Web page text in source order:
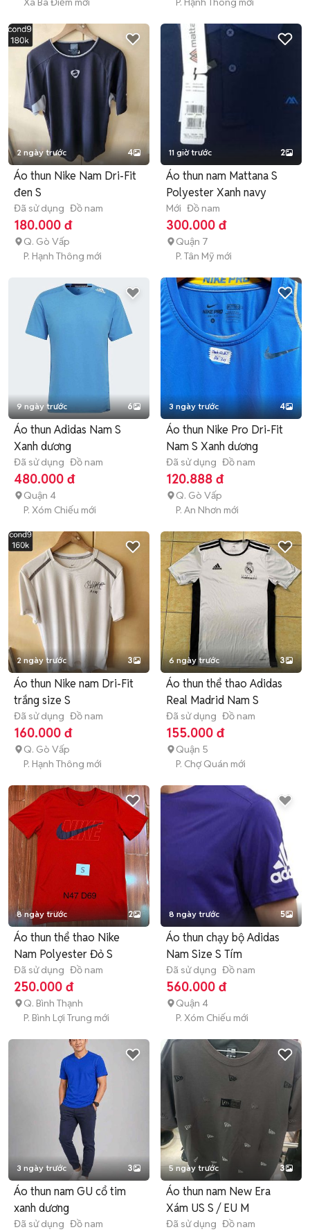
2 ngày trước 4
Áo thun Nike Nam Dri-Fit
đen S
Đã sử dụng Đồ nam
180.000 đ
Q. Gò Vấp
P. Hạnh Thông mới
11 giờ trước 2
Áo thun nam Mattana S
Polyester Xanh navy
Mới Đồ nam
300.000 đ
Quận 7
P. Tân Mỹ mới
9 ngày trước 6
Áo thun Adidas Nam S
Xanh dương
Đã sử dụng Đồ nam
480.000 đ
Quận 4
P. Xóm Chiếu mới
3 ngày trước 4
Áo thun Nike Pro Dri-Fit
Nam S Xanh dương
Đã sử dụng Đồ nam
120.888 đ
Q. Gò Vấp
P. An Nhơn mới
2 ngày trước 3
Áo thun Nike nam Dri-Fit
trắng size S
Đã sử dụng Đồ nam
160.000 đ
Q. Gò Vấp
P. Hạnh Thông mới
6 ngày trước 3
Áo thun thể thao Adidas
Real Madrid Nam S
Đã sử dụng Đồ nam
155.000 đ
Quận 5
P. Chợ Quán mới
8 ngày trước 2
Áo thun thể thao Nike
Nam Polyester Đỏ S
Đã sử dụng Đồ nam
250.000 đ
Q. Bình Thạnh
P. Bình Lợi Trung mới
8 ngày trước 5
Áo thun chạy bộ Adidas
Nam Size S Tím
Đã sử dụng Đồ nam
560.000 đ
Quận 4
P. Xóm Chiếu mới
3 ngày trước 3
Áo thun nam GU cổ tim
xanh dương
Đã sử dụng Đồ nam
5 ngày trước 3
Áo thun nam New Era
Xám US S / EU M
Đã sử dụng Đồ nam